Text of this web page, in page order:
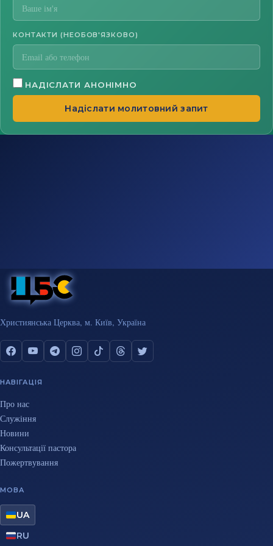
КОНТАКТИ (НЕОБОВ'ЯЗКОВО)
НАДІСЛАТИ АНОНІМНО
Надіслати молитовний запит
Християнська Церква, м. Київ, Україна
НАВІГАЦІЯ
Про нас
Служіння
Новини
Консультації пастора
Пожертвування
МОВА
UA
RU